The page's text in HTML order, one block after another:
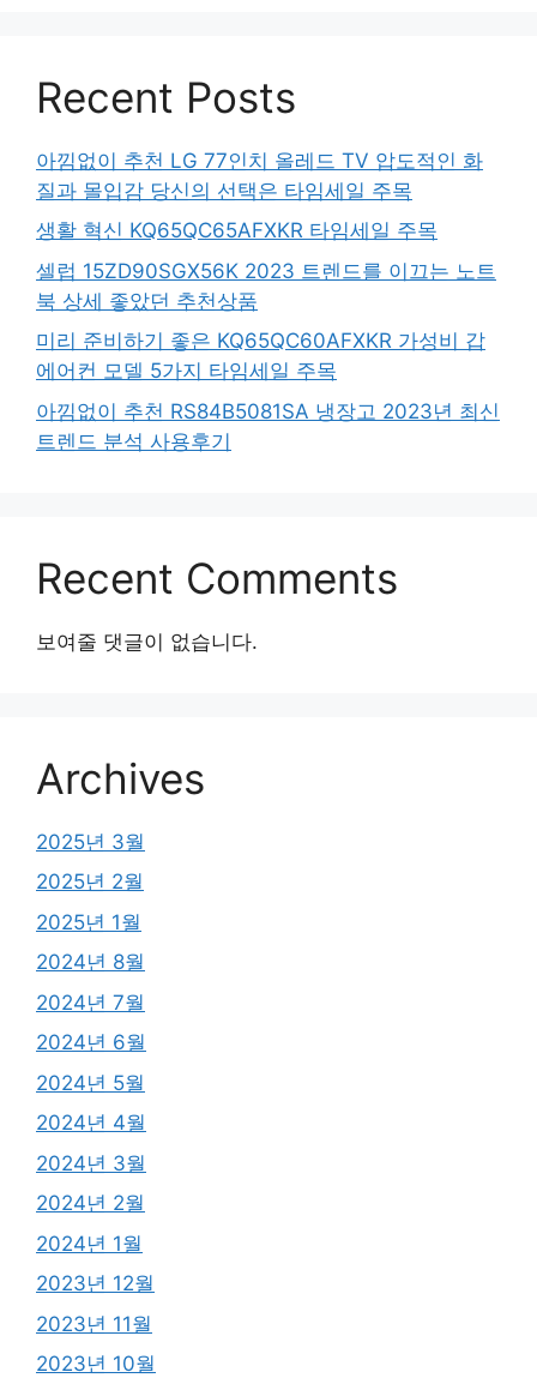
Recent Posts
아낌없이 추천 LG 77인치 올레드 TV 압도적인 화
질과 몰입감 당신의 선택은 타임세일 주목
생활 혁신 KQ65QC65AFXKR 타임세일 주목
셀럽 15ZD90SGX56K 2023 트렌드를 이끄는 노트
북 상세 좋았던 추천상품
미리 준비하기 좋은 KQ65QC60AFXKR 가성비 갑
에어컨 모델 5가지 타임세일 주목
아낌없이 추천 RS84B5081SA 냉장고 2023년 최신
트렌드 분석 사용후기
Recent Comments
보여줄 댓글이 없습니다.
Archives
2025년 3월
2025년 2월
2025년 1월
2024년 8월
2024년 7월
2024년 6월
2024년 5월
2024년 4월
2024년 3월
2024년 2월
2024년 1월
2023년 12월
2023년 11월
2023년 10월